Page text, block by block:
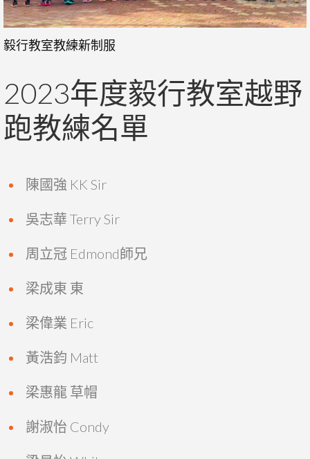
毅行教室教練新制服
2023年度毅行教室越野
跑教練名單
陳國強 KK Sir
吳志華 Terry Sir
周立冠 Edmond師兄
梁成東 東
梁偉業 Eric
黃浩鈞 Matt
梁惠龍 草帽
謝淑怡 Condy